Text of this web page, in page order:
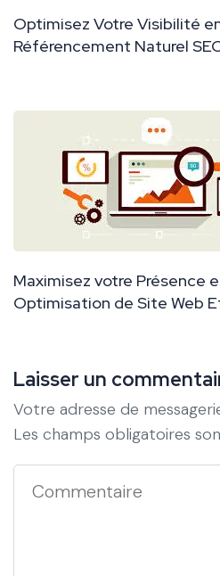
Optimisez Votre Visibilité
Référencement Naturel
Maximisez votre Présence
Optimisation de Site Web
Laisser un
Votre adresse de
Les champs obligatoires